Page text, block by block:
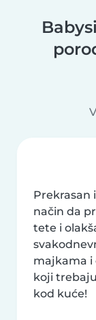
Prekrasan
način da
tete i
majkama i
koji
kod kuće!